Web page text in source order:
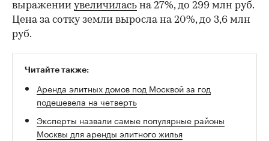
выражении увеличилась на 27%, до 299 млн руб.
Цена за сотку земли выросла на 20%, до 3,6 млн
руб.
Читайте также:
Аренда элитных домов под Москвой за год
подешевела на четверть
Эксперты назвали самые популярные районы
Москвы для аренды элитного жилья